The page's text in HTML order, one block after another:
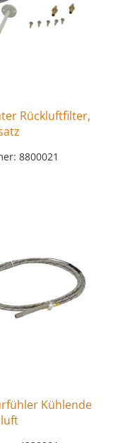
Rückluftfilter,
8800021
Kühlende